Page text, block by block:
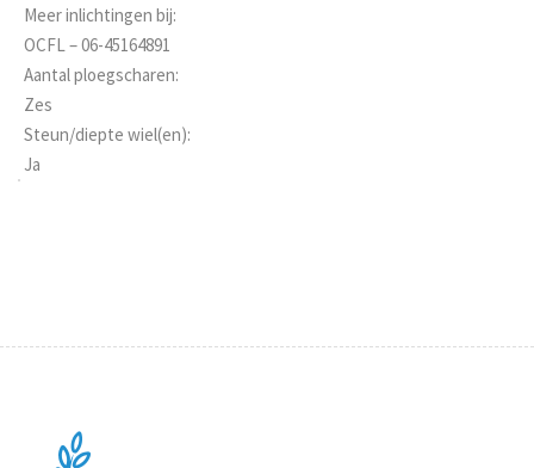
Meer inlichtingen bij:
OCFL – 06-45164891
Aantal ploegscharen:
Zes
Steun/diepte wiel(en):
Ja